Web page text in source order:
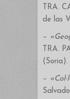
TRA.
de las
–
TRA.
–